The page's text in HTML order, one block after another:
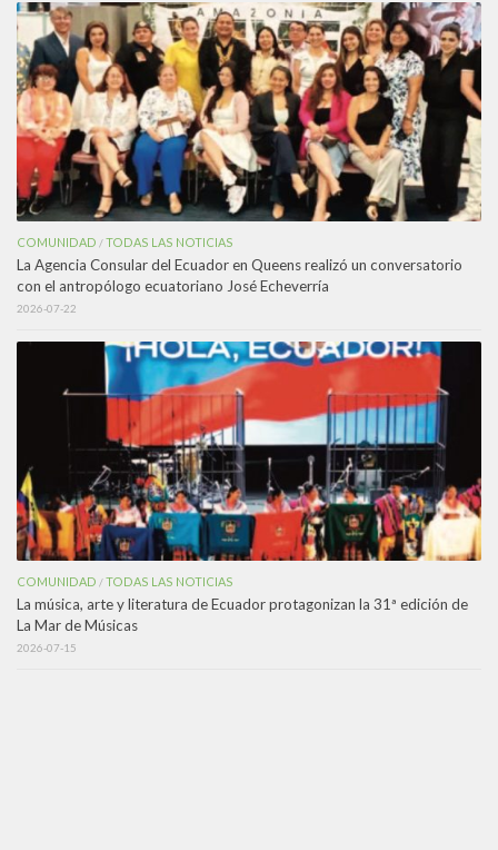
COMUNIDAD /TODAS LAS NOTICIAS
La Agencia Consular del Ecuador en Queens realizó un conversatorio
con el antropólogo ecuatoriano José Echeverría
2026-07-22
COMUNIDAD /TODAS LAS NOTICIAS
La música, arte y literatura de Ecuador protagonizan la 31ª edición de
La Mar de Músicas
2026-07-15